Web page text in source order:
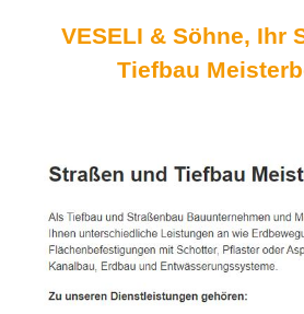
VESELI & Söhne, Ihr
Tiefbau